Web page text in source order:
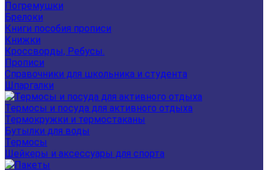
Погремушки
Брелоки
Книги пособия прописи
Книжки
Кроссворды, Ребусы.
Прописи
Справочники для школьника и студента
Шпаргалки
Термосы и посуда для активного отдыха
Термокружки и термостаканы
Бутылки для воды
Термосы
Шейкеры и аксессуары для спорта